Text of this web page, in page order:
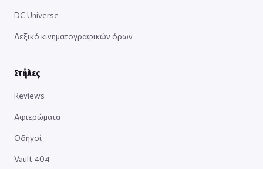
DC Universe
Λεξικό κινηματογραφικών όρων
Στήλες
Reviews
Αφιερώματα
Οδηγοί
Vault 404